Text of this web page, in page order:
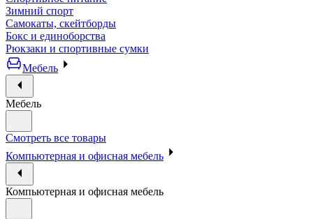
Зимний спорт
Самокаты, скейтборды
Бокс и единоборства
Рюкзаки и спортивные сумки
Мебель
Мебель
Смотреть все товары
Компьютерная и офисная мебель
Компьютерная и офисная мебель